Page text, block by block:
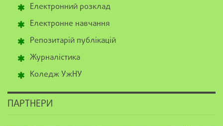
Електронний розклад
Електронне навчання
Репозитарій публікацій
Журналістика
Коледж УжНУ
ПАРТНЕРИ